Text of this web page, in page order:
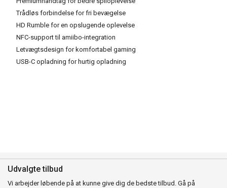
Trådløs forbindelse for fri bevægelse
HD Rumble for en opslugende oplevelse
NFC-support til amiibo-integration
Letvægtsdesign for komfortabel gaming
USB-C opladning for hurtig opladning
Udvalgte tilbud
Vi arbejder løbende på at kunne give dig de bedste tilbud. Gå på